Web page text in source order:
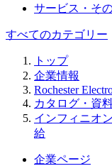
サービス・そ
すべてのカテゴリー
トップ
企業情報
Rochester
カタログ・資
インフィニオ
給
企業ページ